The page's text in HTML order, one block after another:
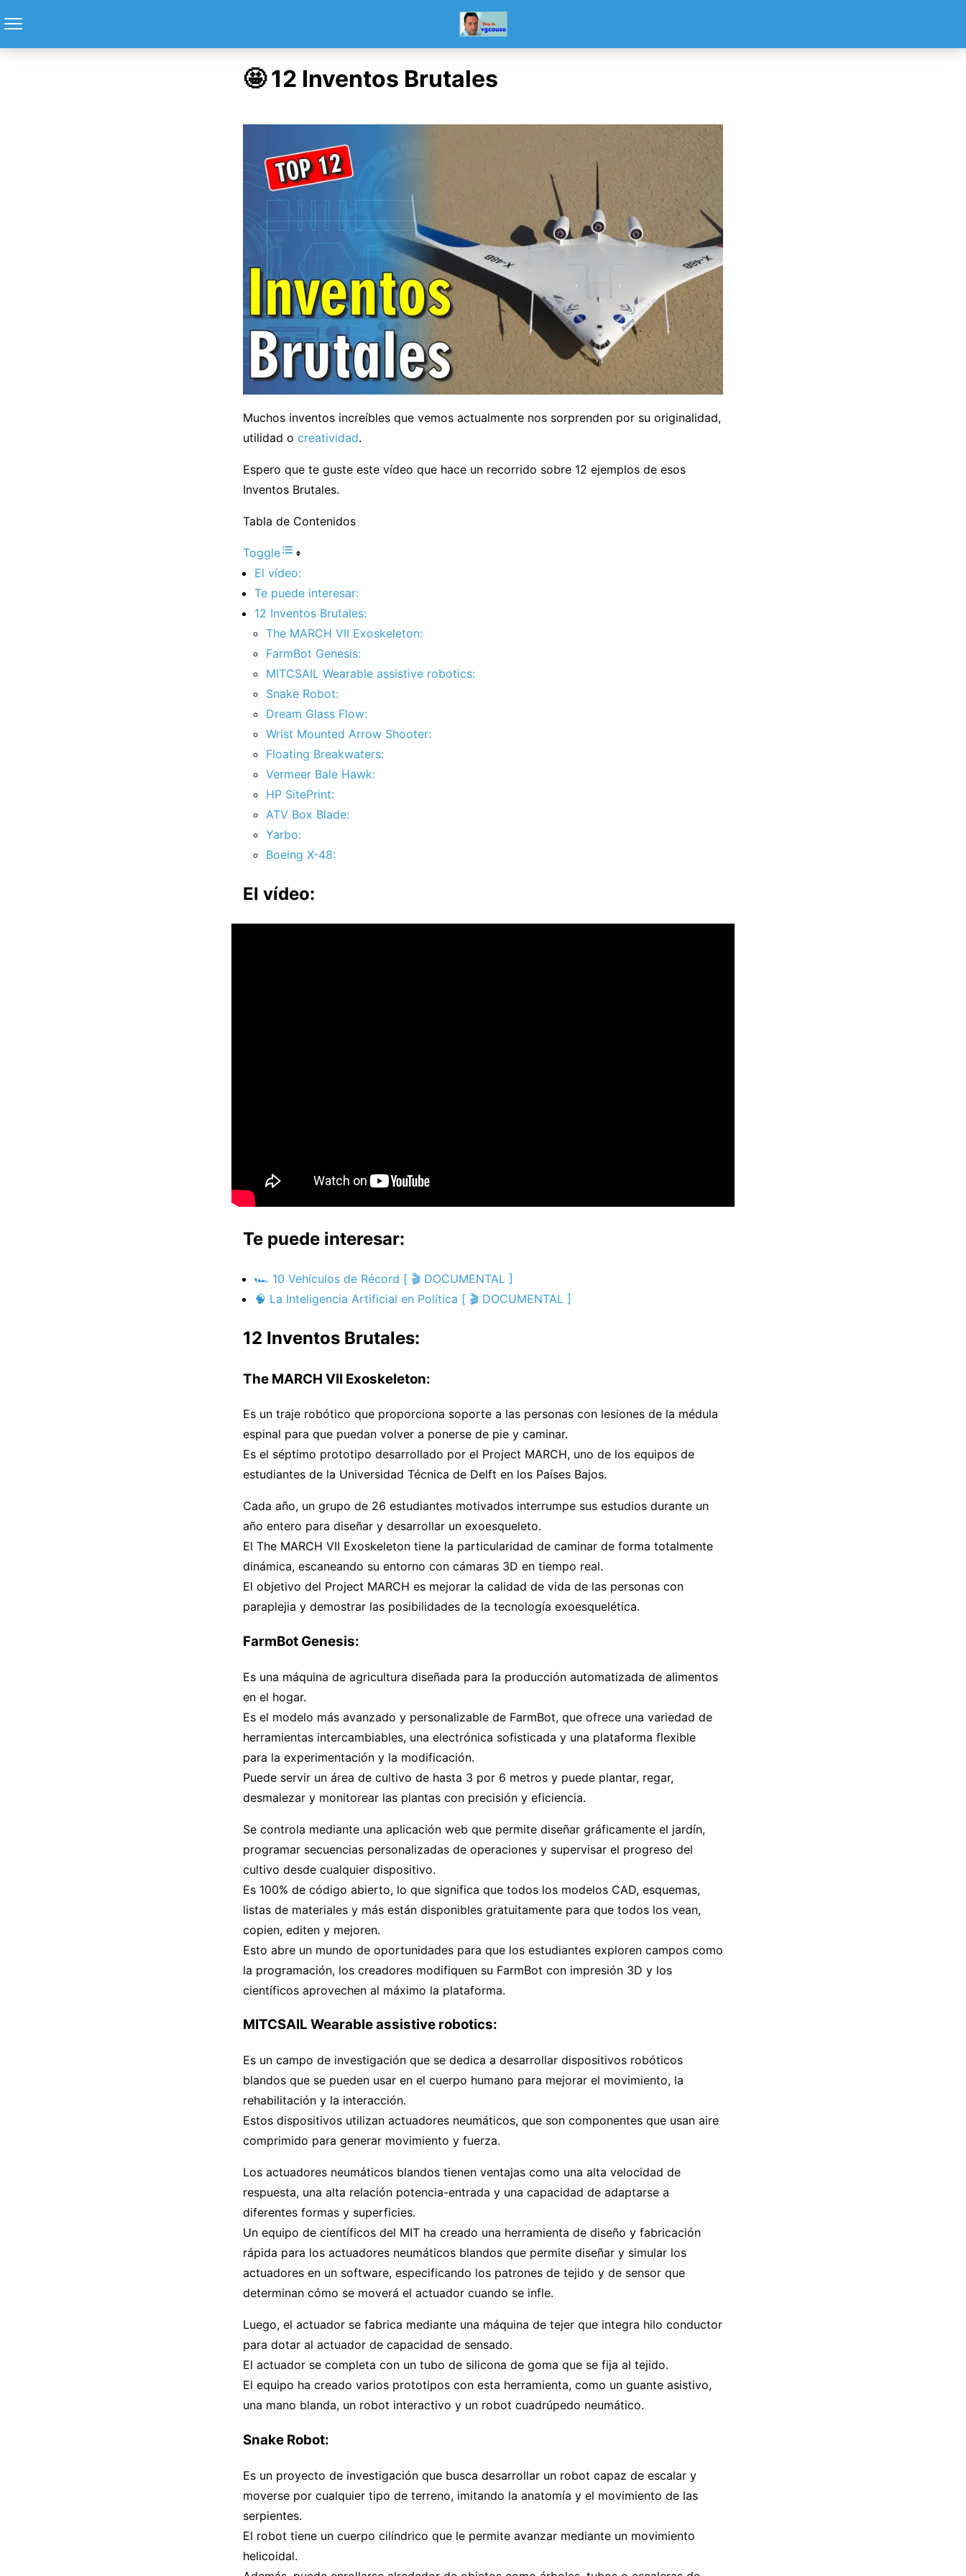
🤩 12 Inventos Brutales
Muchos inventos increíbles que vemos actualmente nos sorprenden por su originalidad,
utilidad o creatividad.
Espero que te guste este vídeo que hace un recorrido sobre 12 ejemplos de esos
Inventos Brutales.
Tabla de Contenidos
Toggle
El vídeo:
Te puede interesar:
12 Inventos Brutales:
The MARCH VII Exoskeleton:
FarmBot Genesis:
MITCSAIL Wearable assistive robotics:
Snake Robot:
Dream Glass Flow:
Wrist Mounted Arrow Shooter:
Floating Breakwaters:
Vermeer Bale Hawk:
HP SitePrint:
ATV Box Blade:
Yarbo:
Boeing X-48:
El vídeo:
Te puede interesar:
🏎️ 10 Vehículos de Récord [ 🎬 DOCUMENTAL ]
🧠 La Inteligencia Artificial en Política [ 🎬 DOCUMENTAL ]
12 Inventos Brutales:
The MARCH VII Exoskeleton:
Es un traje robótico que proporciona soporte a las personas con lesiones de la médula
espinal para que puedan volver a ponerse de pie y caminar.
Es el séptimo prototipo desarrollado por el Project MARCH, uno de los equipos de
estudiantes de la Universidad Técnica de Delft en los Países Bajos.
Cada año, un grupo de 26 estudiantes motivados interrumpe sus estudios durante un
año entero para diseñar y desarrollar un exoesqueleto.
El The MARCH VII Exoskeleton tiene la particularidad de caminar de forma totalmente
dinámica, escaneando su entorno con cámaras 3D en tiempo real.
El objetivo del Project MARCH es mejorar la calidad de vida de las personas con
paraplejia y demostrar las posibilidades de la tecnología exoesquelética.
FarmBot Genesis:
Es una máquina de agricultura diseñada para la producción automatizada de alimentos
en el hogar.
Es el modelo más avanzado y personalizable de FarmBot, que ofrece una variedad de
herramientas intercambiables, una electrónica sofisticada y una plataforma flexible
para la experimentación y la modificación.
Puede servir un área de cultivo de hasta 3 por 6 metros y puede plantar, regar,
desmalezar y monitorear las plantas con precisión y eficiencia.
Se controla mediante una aplicación web que permite diseñar gráficamente el jardín,
programar secuencias personalizadas de operaciones y supervisar el progreso del
cultivo desde cualquier dispositivo.
Es 100% de código abierto, lo que significa que todos los modelos CAD, esquemas,
listas de materiales y más están disponibles gratuitamente para que todos los vean,
copien, editen y mejoren.
Esto abre un mundo de oportunidades para que los estudiantes exploren campos como
la programación, los creadores modifiquen su FarmBot con impresión 3D y los
científicos aprovechen al máximo la plataforma.
MITCSAIL Wearable assistive robotics:
Es un campo de investigación que se dedica a desarrollar dispositivos robóticos
blandos que se pueden usar en el cuerpo humano para mejorar el movimiento, la
rehabilitación y la interacción.
Estos dispositivos utilizan actuadores neumáticos, que son componentes que usan aire
comprimido para generar movimiento y fuerza.
Los actuadores neumáticos blandos tienen ventajas como una alta velocidad de
respuesta, una alta relación potencia-entrada y una capacidad de adaptarse a
diferentes formas y superficies.
Un equipo de científicos del MIT ha creado una herramienta de diseño y fabricación
rápida para los actuadores neumáticos blandos que permite diseñar y simular los
actuadores en un software, especificando los patrones de tejido y de sensor que
determinan cómo se moverá el actuador cuando se infle.
Luego, el actuador se fabrica mediante una máquina de tejer que integra hilo conductor
para dotar al actuador de capacidad de sensado.
El actuador se completa con un tubo de silicona de goma que se fija al tejido.
El equipo ha creado varios prototipos con esta herramienta, como un guante asistivo,
una mano blanda, un robot interactivo y un robot cuadrúpedo neumático.
Snake Robot:
Es un proyecto de investigación que busca desarrollar un robot capaz de escalar y
moverse por cualquier tipo de terreno, imitando la anatomía y el movimiento de las
serpientes.
El robot tiene un cuerpo cilíndrico que le permite avanzar mediante un movimiento
helicoidal.